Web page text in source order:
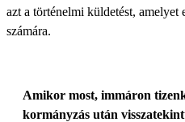
azt a történelmi küldetést, amelyet
számára.
Amikor most, immáron
kormányzás után